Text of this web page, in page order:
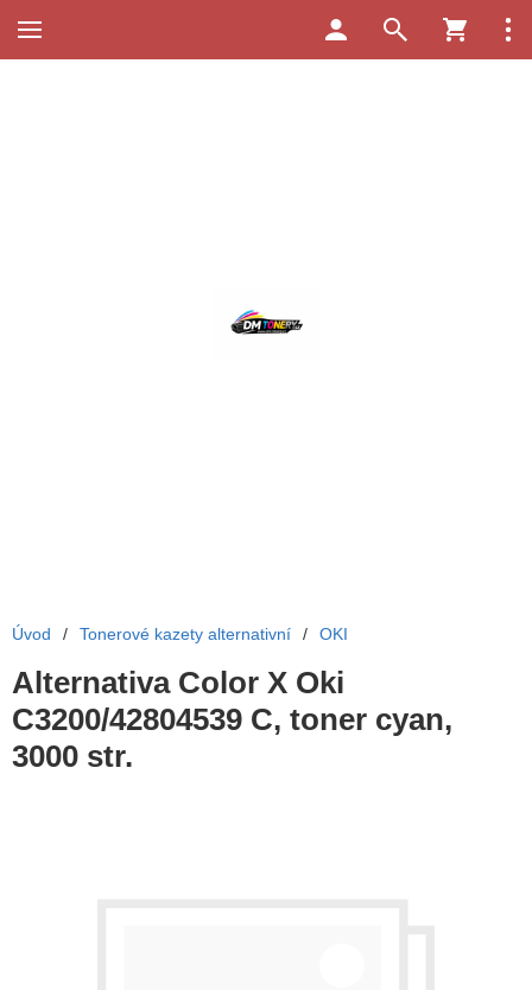
Úvod / Tonerové kazety alternativní / OKI
Alternativa Color X Oki
C3200/42804539 C, toner cyan,
3000 str.